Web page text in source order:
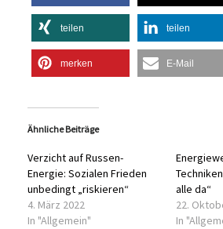
teilen teilen
merken E-Mail
Ähnliche Beiträge
Verzicht auf Russen-
Energie: Sozialen Frieden
unbedingt „riskieren“
4. März 2022
In "Allgemein"
alle da“
22.
In